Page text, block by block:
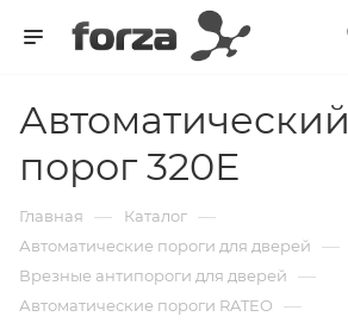
Автоматический
порог 320Е
Главная — Каталог —
Автоматические пороги для дверей —
Врезные антипороги для дверей —
Автоматические пороги RATEO —